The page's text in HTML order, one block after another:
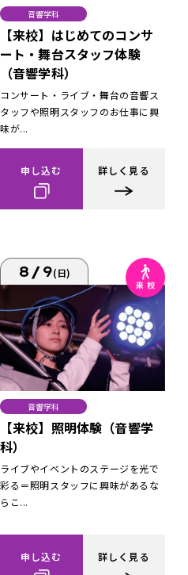
音響学科
【来校】はじめてのコンサ
ート・舞台スタッフ体験
（音響学科）
コンサート・ライブ・舞台の音響ス
タッフや照明スタッフのお仕事に興
味が...
申し込む 詳しく見る
8/9(日)
音響学科
【来校】照明体験（音響学
科）
ライブやイベントのステージを光で
彩る＝照明スタッフに興味があるな
らこ...
申し込む 詳しく見る